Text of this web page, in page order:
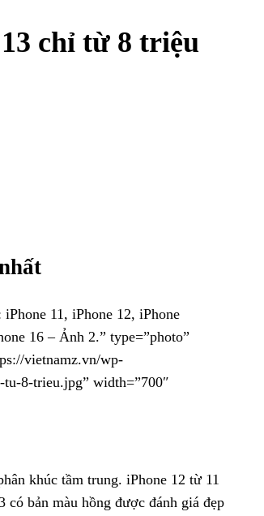
chỉ từ 8 triệu
11, iPhone 12, iPhone
16 – Ảnh 2.” type=”photo”
vietnamz.vn/wp-